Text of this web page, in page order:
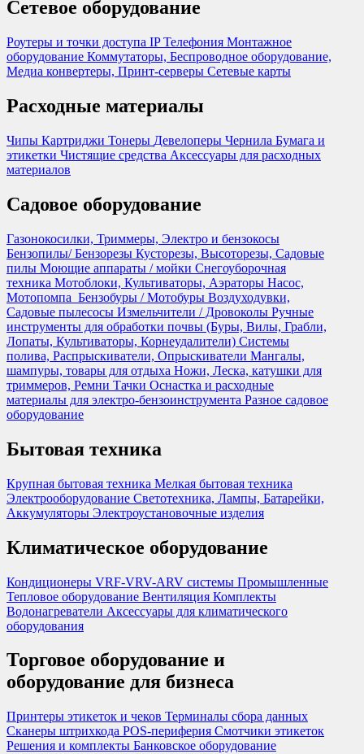
Сетевое оборудование
Роутеры и точки доступа IP Телефония Монтажное
оборудование Коммутаторы, Беспроводное оборудование,
Медиа конвертеры, Принт-серверы Сетевые карты
Расходные материалы
Чипы Картриджи Тонеры Девелоперы Чернила Бумага и
этикетки Чистящие средства Аксессуары для расходных
материалов
Садовое оборудование
Газонокосилки, Триммеры, Электро и бензокосы
Бензопилы/ Бензорезы Кусторезы, Высоторезы, Садовые
пилы Моющие аппараты / мойки Снегоуборочная
техника Мотоблоки, Культиваторы, Аэраторы Насос,
Мотопомпа Бензобуры / Мотобуры Воздуходувки,
Садовые пылесосы Измельчители / Дровоколы Ручные
инструменты для обработки почвы (Буры, Вилы, Грабли,
Лопаты, Культиваторы, Корнеудалители) Системы
полива, Распрыскиватели, Опрыскиватели Мангалы,
шампуры, товары для отдыха Ножи, Леска, катушки для
триммеров, Ремни Тачки Оснастка и расходные
материалы для электро-бензоинструмента Разное садовое
оборудование
Бытовая техника
Крупная бытовая техника Мелкая бытовая техника
Электрооборудование Светотехника, Лампы, Батарейки,
Аккумуляторы Электроустановочные изделия
Климатическое оборудование
Кондиционеры VRF-VRV-ARV системы Промышленные
Тепловое оборудование Вентиляция Комплекты
Водонагреватели Аксессуары для климатического
оборудования
Торговое оборудование и
оборудование для бизнеса
Принтеры этикеток и чеков Терминалы сбора данных
Сканеры штрихкода POS-периферия Смотчики этикеток
Решения и комплекты Банковское оборудование